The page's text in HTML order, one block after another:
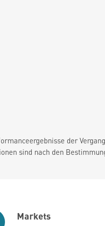
der
sind nach den
Markets